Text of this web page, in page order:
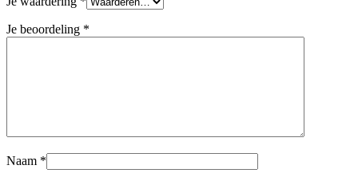
Je beoordeling *
Naam *